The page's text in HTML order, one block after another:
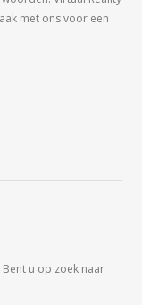
met ons voor een
u op zoek naar